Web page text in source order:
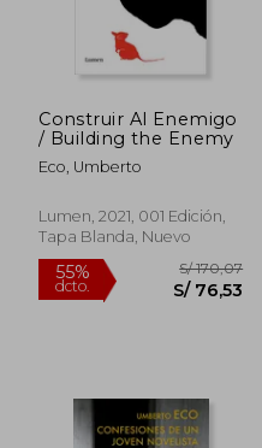
55%
dcto.
S/ 1.775,98
S/ 799,19
Construir Al Enemigo
/ Building the Enemy
Eco, Umberto
Lumen, 2021, 001 Edición,
Tapa Blanda, Nuevo